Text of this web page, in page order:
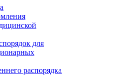
для
распорядка